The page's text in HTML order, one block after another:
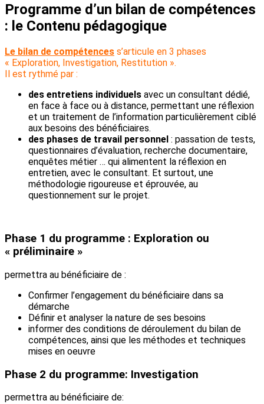
Programme d’un bilan de compétences
: le Contenu pédagogique
Le bilan de compétences s’articule en 3 phases
« Exploration, Investigation, Restitution ».
Il est rythmé par :
des entretiens individuels avec un consultant dédié,
en face à face ou à distance, permettant une réflexion
et un traitement de l’information particulièrement ciblé
aux besoins des bénéficiaires.
des phases de travail personnel : passation de tests,
questionnaires d’évaluation, recherche documentaire,
enquêtes métier … qui alimentent la réflexion en
entretien, avec le consultant. Et surtout, une
méthodologie rigoureuse et éprouvée, au
questionnement sur le projet.
Phase 1 du programme : Exploration ou
« préliminaire »
permettra au bénéficiaire de :
Confirmer l’engagement du bénéficiaire dans sa
démarche
Définir et analyser la nature de ses besoins
informer des conditions de déroulement du bilan de
compétences, ainsi que les méthodes et techniques
mises en oeuvre
Phase 2 du programme: Investigation
permettra au bénéficiaire de: